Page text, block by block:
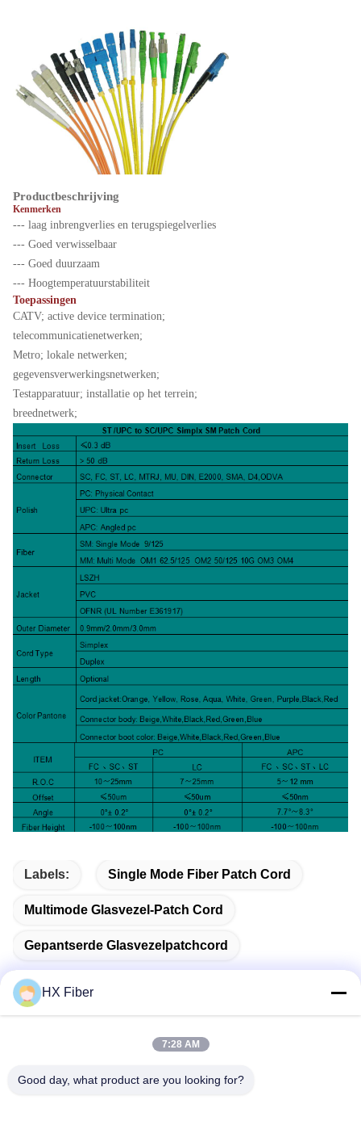
Productbeschrijving
Kenmerken
--- laag inbrengverlies en terugspiegelverlies
--- Goed verwisselbaar
--- Goed duurzaam
--- Hoogtemperatuurstabiliteit
Toepassingen
CATV; active device termination;
telecommunicatienetwerken;
Metro; lokale netwerken;
gegevensverwerkingsnetwerken;
Testapparatuur; installatie op het terrein;
breednetwerk;
Labels: Single Mode Fiber Patch Cord
Multimode Glasvezel-Patch Cord
Gepantserde Glasvezelpatchcord
Adres
HX Fiber
7:28 AM
Good day, what product are you looking for?